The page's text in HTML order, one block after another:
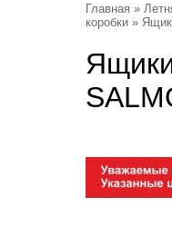
Главная »
коробки »